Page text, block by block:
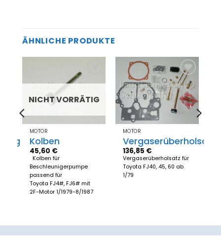
ÄHNLICHE PRODUKTE
Zum
hinzufügen
NICHT VORRÄTIG
MOTOR
Kolben
45,60 €
Kolben für
Beschleunigerpumpe
passend für
Toyota FJ4#, FJ6# mit
2F-Motor 1/1979-8/1987
Zum
Merkzettel
hinzufügen
MOTOR
Vergaserüberholsatz
136,85 €
Vergaserüberholsatz für
Toyota FJ40, 45, 60 ab
1/79